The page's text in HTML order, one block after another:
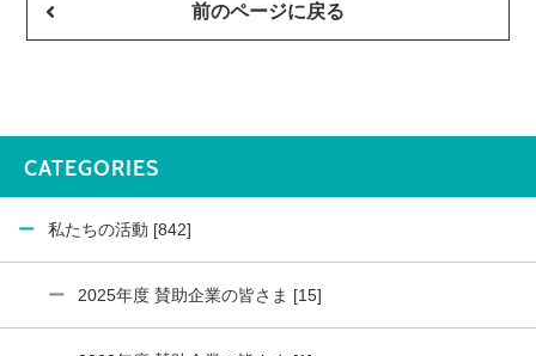
前のページに戻る
CATEGORIES
私たちの活動 [842]
2025年度 賛助企業の皆さま [15]